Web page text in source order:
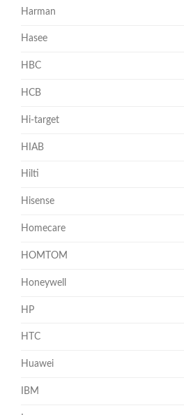
Harman
Hasee
HBC
HCB
Hi-target
HIAB
Hilti
Hisense
Homecare
HOMTOM
Honeywell
HP
HTC
Huawei
IBM